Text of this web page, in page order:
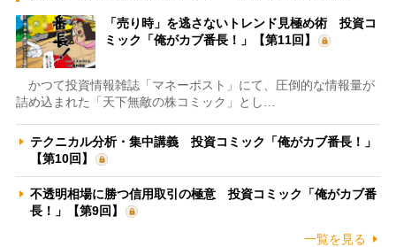
「売り時」を逃さないトレンド見極め術 投資コ
ミック「俺がカブ番長！」【第11回】
かつて投資情報雑誌「マネーポスト」にて、圧倒的な情報量が
詰め込まれた「天下無敵の株コミック」とし…
テクニカル分析・集中講義 投資コミック「俺がカブ番長！」
【第10回】
不透明相場に勝つ信用取引の極意 投資コミック「俺がカブ番
長！」【第9回】
一覧を見る